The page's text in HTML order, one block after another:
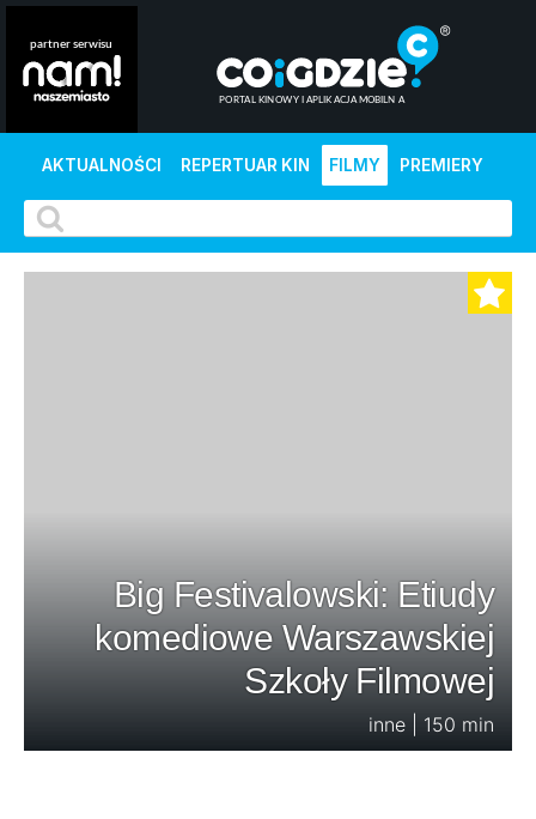
AKTUALNOŚCI REPERTUAR KIN FILMY PREMIERY
Big Festivalowski: Etiudy
komediowe Warszawskiej
Szkoły Filmowej
inne | 150 min